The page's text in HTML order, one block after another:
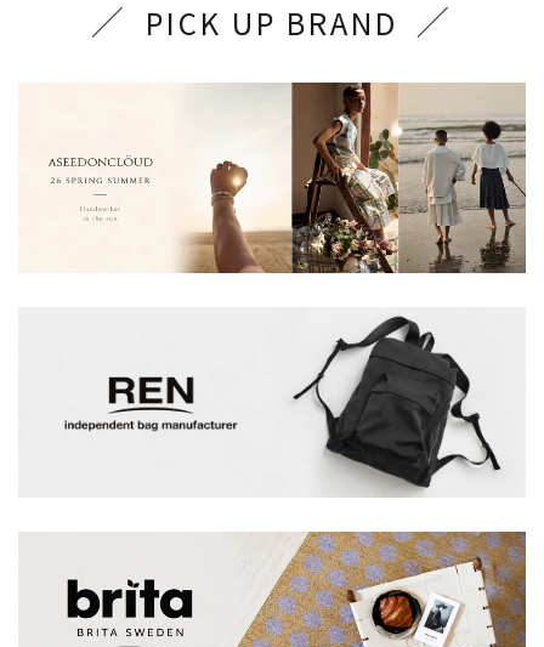
PICK UP BRAND